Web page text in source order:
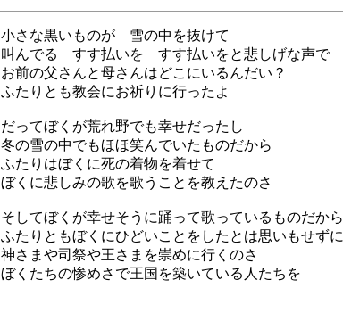
小さな黒いものが 雪の中を抜けて
叫んでる すす払いを すす払いをと悲しげな声で
お前の父さんと母さんはどこにいるんだい？
ふたりとも教会にお祈りに行ったよ
だってぼくが荒れ野でも幸せだったし
冬の雪の中でもほほ笑んでいたものだから
ふたりはぼくに死の着物を着せて
ぼくに悲しみの歌を歌うことを教えたのさ
そしてぼくが幸せそうに踊って歌っているものだから
ふたりともぼくにひどいことをしたとは思いもせずに
神さまや司祭や王さまを崇めに行くのさ
ぼくたちの惨めさで王国を築いている人たちを